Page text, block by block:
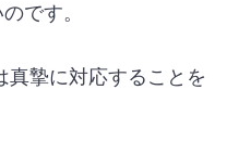
です。
真摯に対応することを